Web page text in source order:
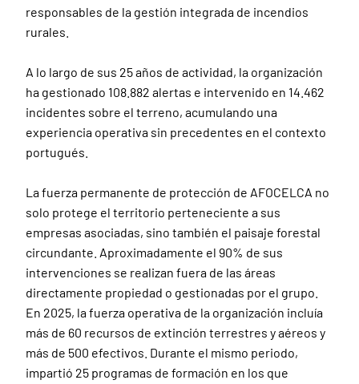
responsables de la gestión integrada de incendios
rurales.
A lo largo de sus 25 años de actividad, la organización
ha gestionado 108.882 alertas e intervenido en 14.462
incidentes sobre el terreno, acumulando una
experiencia operativa sin precedentes en el contexto
portugués.
La fuerza permanente de protección de AFOCELCA no
solo protege el territorio perteneciente a sus
empresas asociadas, sino también el paisaje forestal
circundante. Aproximadamente el 90% de sus
intervenciones se realizan fuera de las áreas
directamente propiedad o gestionadas por el grupo.
En 2025, la fuerza operativa de la organización incluía
más de 60 recursos de extinción terrestres y aéreos y
más de 500 efectivos. Durante el mismo periodo,
impartió 25 programas de formación en los que